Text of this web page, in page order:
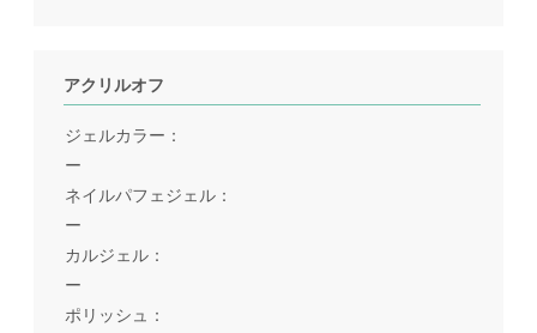
アクリルオフ
ジェルカラー
ー
ネイルパフェジェル
ー
カルジェル
ー
ポリッシュ